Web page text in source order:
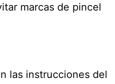
marcas de pincel
las instrucciones del